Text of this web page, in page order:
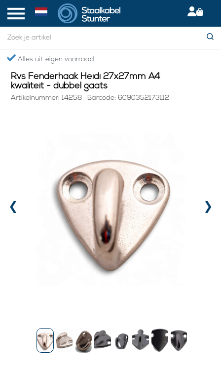
Gratis verzending boven €75,- in NL
Home > Rvs Fenderhaak Heidi 27x27mm A4 kwaliteit - dubbel gaats
Rvs Fenderhaak Heidi 27x27mm A4
kwaliteit - dubbel gaats
Artikelnummer: 14258 Barcode: 6090352173112
‹ ›